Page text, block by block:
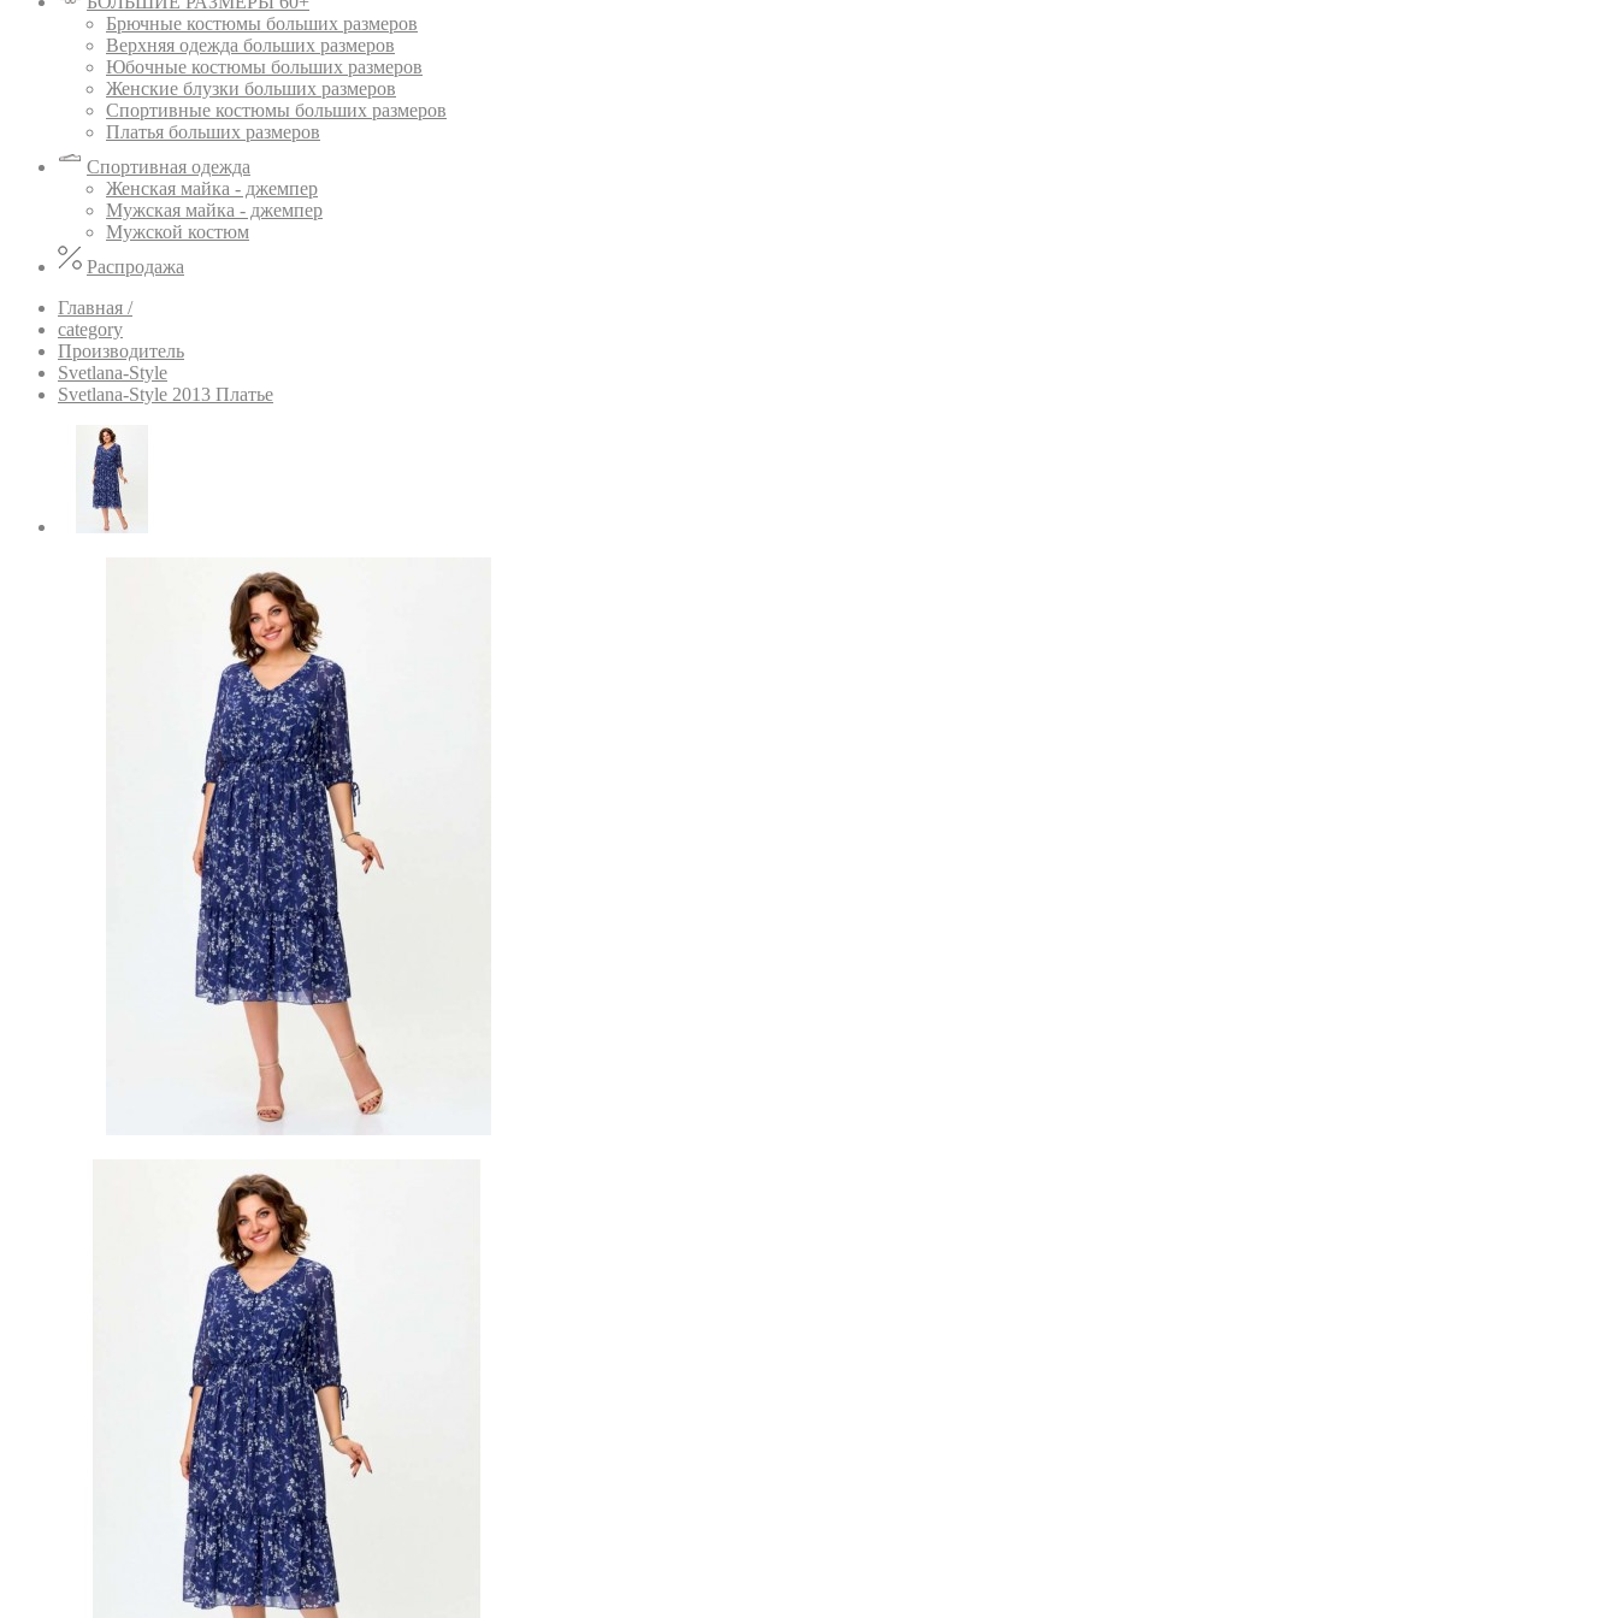
Брючные костюмы больших размеров
Верхняя одежда больших размеров
Юбочные костюмы больших размеров
Женские блузки больших размеров
Спортивные костюмы больших размеров
Платья больших размеров
Спортивная одежда
Женская майка - джемпер
Мужская майка - джемпер
Мужской костюм
Распродажа
Главная /
category
Производитель
Svetlana-Style
Svetlana-Style 2013 Платье